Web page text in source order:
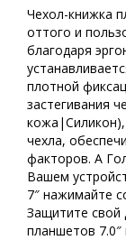
Чехол-книжка
оттого и
благодаря
плотной
застегивания
кожа|Силикон),
чехла,
факторов. А
Вашем
7″ нажимайте
Защитите свой
планшетов 7.0″